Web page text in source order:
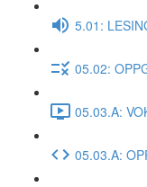
5.01:
05.02:
05.03.A:
05.03.A: